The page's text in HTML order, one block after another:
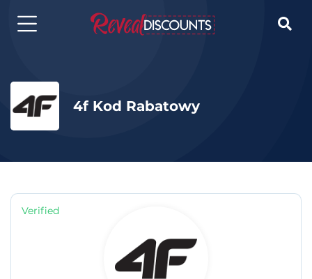

4f Kod Rabatowy
Verified